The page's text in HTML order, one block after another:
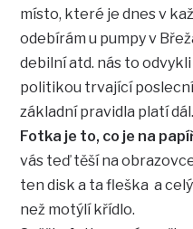
místo, které je dnes v
odebírám u pumpy v
debilní atd. nás to
politikou trvající
základní pravidla platí dál.
Fotka je to, co je na
vás teď těší na
ten disk a ta fleška a
než motýlí křídlo.